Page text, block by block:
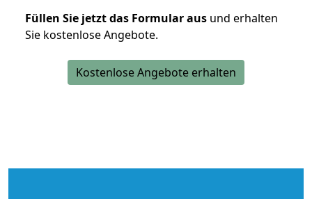
Füllen Sie jetzt das Formular aus und erhalten
Sie kostenlose Angebote.
Kostenlose Angebote erhalten